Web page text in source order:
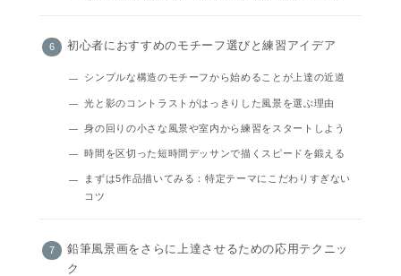
初心者におすすめのモチーフ選びと練習アイデア
シンプルな構造のモチーフから始めることが上達の近道
光と影のコントラストがはっきりした風景を選ぶ理由
身の回りの小さな風景や室内から練習をスタートしよう
時間を区切った短時間デッサンで描くスピードを鍛える
まずは5作品描いてみる：特定テーマにこだわりすぎない
コツ
鉛筆風景画をさらに上達させるための応用テクニッ
ク